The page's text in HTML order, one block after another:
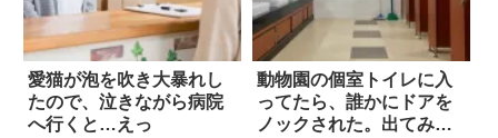
愛猫が泡を吹き大暴れし
たので、泣きながら病院
へ行くと…えっ
動物園の個室トイレに入
ってたら、誰かにドアを
ノックされた。出てみる